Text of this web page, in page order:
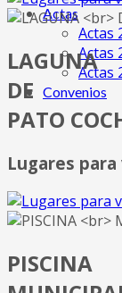
Actas
Actas
Actas
Actas
Convenios
LAGUNA
DE
PATO
Lugares
PISCINA